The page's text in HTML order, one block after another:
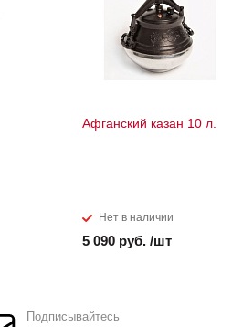
Афганский казан 10 л.
Нет в наличии
5 090 руб. /шт
Подписывайтесь